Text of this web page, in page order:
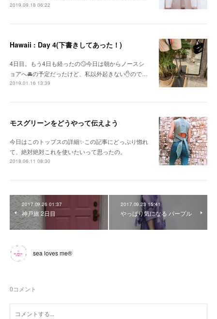
2019.09.18 06:22
Hawaii : Day 4(下書きしてあった！)
4日目。もう4日も経ったの🙄今日は朝からノースシ
ョアへ🚘の予定だったけど、私以外起きない✋ので…
2019.01.16 13:39
モスグリーンをどうやって伝えよう
今日はこのトップスの詳細✨この記事にどっぷり惚れ
て、絶対絶対これを使いたいって思ったの。
2018.06.11 08:30
2017.09.26 01:37
神戸旅 2日目
2017.09.23 15:41
やっぱり気になる パープル
sea loves me®︎
0コメント